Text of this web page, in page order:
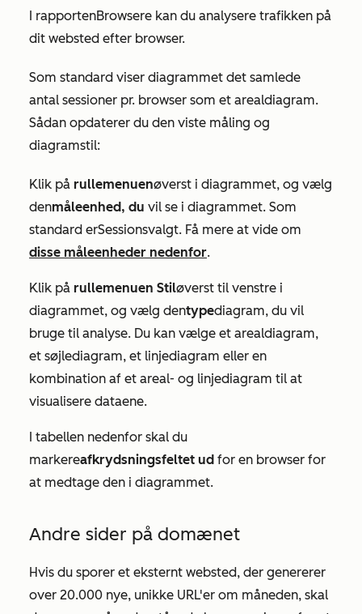
I rapportenBrowsere kan du analysere trafikken på
dit websted efter browser.
Som standard viser diagrammet det samlede
antal sessioner pr. browser som et arealdiagram.
Sådan opdaterer du den viste måling og
diagramstil:
Klik på rullemenuenøverst i diagrammet, og vælg
denmåleenhed, du vil se i diagrammet. Som
standard erSessionsvalgt. Få mere at vide om
disse måleenheder nedenfor.
Klik på rullemenuen Stiløverst til venstre i
diagrammet, og vælg dentypediagram, du vil
bruge til analyse. Du kan vælge et arealdiagram,
et søjlediagram, et linjediagram eller en
kombination af et areal- og linjediagram til at
visualisere dataene.
I tabellen nedenfor skal du
markereafkrydsningsfeltet ud for en browser for
at medtage den i diagrammet.
Andre sider på domænet
Hvis du sporer et eksternt websted, der genererer
over 20.000 nye, unikke URL'er om måneden, skal